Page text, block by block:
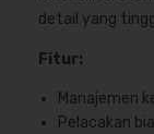
detail yang
Fitur:
Manajemen
Pelacakan